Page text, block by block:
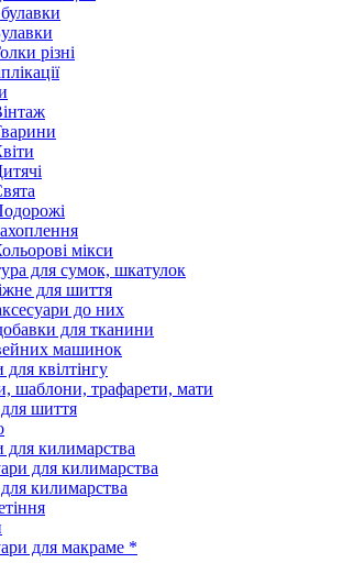
різні
мікси
для сумок, шкатулок
для шиття
до них
для тканини
машинок
квілтінгу
шаблони, трафарети, мати
шиття
для килимарства
для килимарства
килимарства
для макраме *